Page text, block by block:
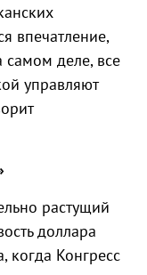
впечатление,
самом деле, все
управляют
растущий
доллара
когда Конгресс